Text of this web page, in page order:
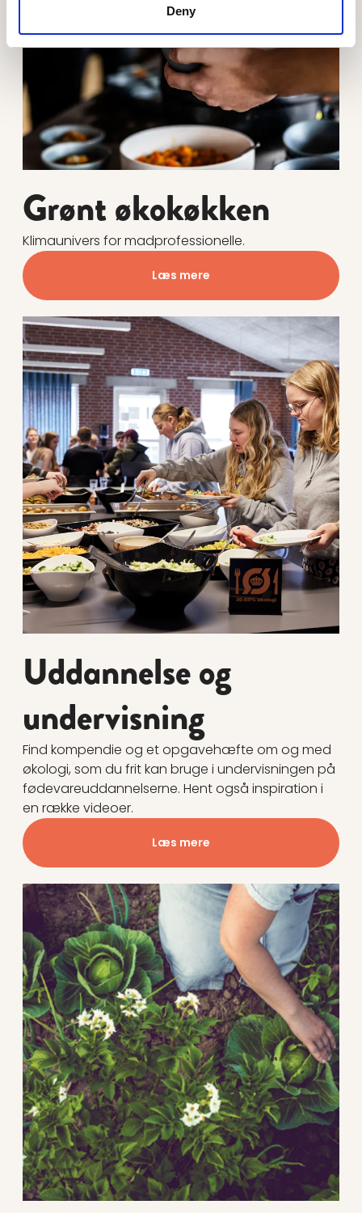
Deny
Grønt økokøkken
Klimaunivers for madprofessionelle.
Læs mere
Uddannelse og
undervisning
Find kompendie og et opgavehæfte om og med
økologi, som du frit kan bruge i undervisningen på
fødevareuddannelserne. Hent også inspiration i
en række videoer.
Læs mere